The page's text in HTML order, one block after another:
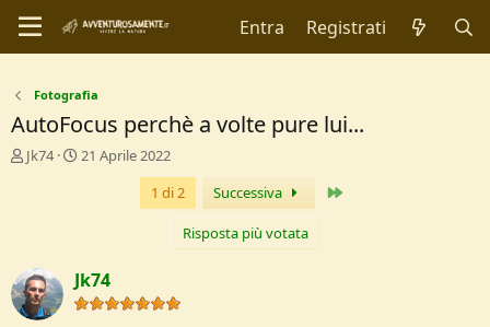
Entra Registrati
Fotografia
AutoFocus perchè a volte pure lui...
C
r
e
D
Jk74
D
I
n
i
21 Aprile 2022
1 di 2
Successiva
Risposta più votata
Jk74